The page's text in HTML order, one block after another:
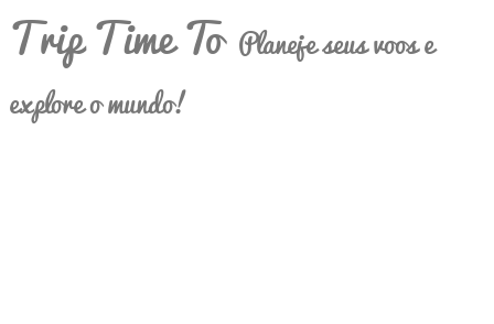
Trip Time To Planeje seus voos e
explore o mundo!